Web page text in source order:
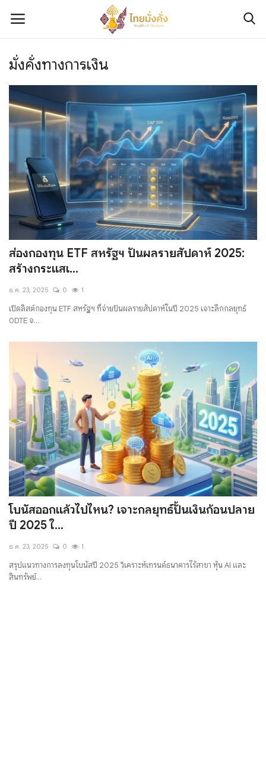
เข้าสู่ระบบ
ติดต่อเรา
เกี่ยวกับเรา
มั่งคั่งทางการเงิน
มั่งคั่งทางทรัพย์สิน
มั่งคั่งทางความรู้และทักษะ
มั่งคั่งทางข่าวสาร
มั่งคั่งทางสลากกินแบ่งรัฐบาล
มั่งคั่งทางหวยลาว
มั่งคั่งทางการเงิน
ส่องกองทุน ETF สหรัฐฯ ปันผลรายสัปดาห์ 2025:
สร้างกระแสเ...
ธ.ค. 23, 2025 0 1
เปิดลิสต์กองทุน ETF สหรัฐฯ ที่จ่ายปันผลรายสัปดาห์ในปี 2025 เจาะลึกกลยุทธ์
0DTE จ...
โบนัสออกแล้วไปไหน? เจาะกลยุทธ์ปั้นเงินก้อนปลาย
ปี 2025 ใ...
ธ.ค. 23, 2025 0 1
สรุปแนวทางการลงทุนโบนัสปี 2025 วิเคราะห์เทรนด์ธนาคารไร้สาขา หุ้น AI และ
สินทรัพย์...